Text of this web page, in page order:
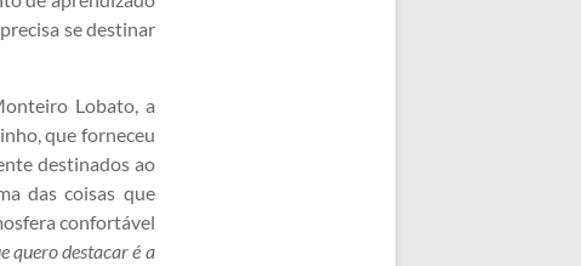
se destinar
Lobato, a
que forneceu
destinados ao
das coisas que
confortável
quero destacar é a